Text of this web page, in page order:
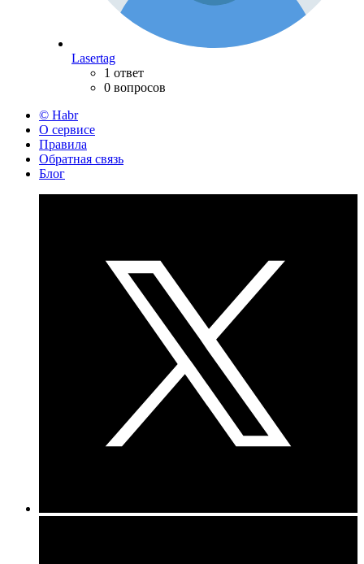
Lasertag
1 ответ
0 вопросов
© Habr
О сервисе
Правила
Обратная связь
Блог